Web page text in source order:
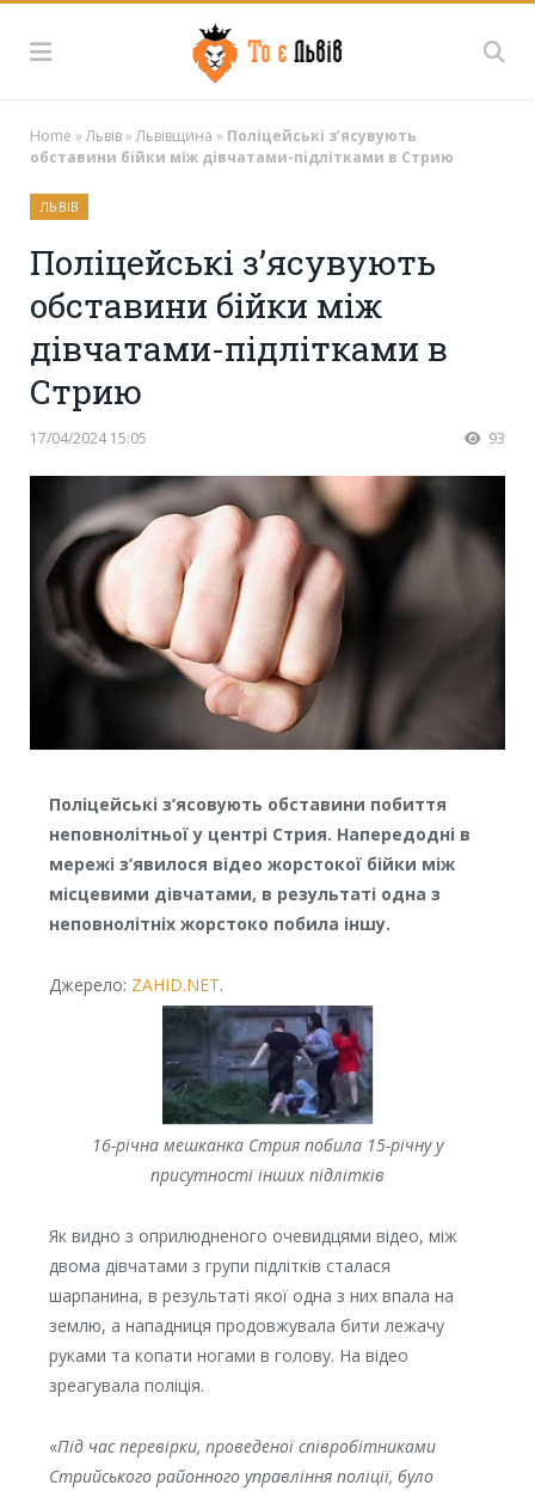
Home »Львів»Львівщина » Поліцейські з’ясувують
обставини бійки між дівчатами-підлітками в Стрию
ЛЬВІВ
Поліцейські з’ясувують
обставини бійки між
дівчатами-підлітками в
Стрию
17/04/2024 15:05 93
Поліцейські з’ясовують обставини побиття
неповнолітньої у центрі Стрия. Напередодні в
мережі з’явилося відео жорстокої бійки між
місцевими дівчатами, в результаті одна з
неповнолітніх жорстоко побила іншу.
Джерело: ZAHID.NET.
16-річна мешканка Стрия побила 15-річну у
присутності інших підлітків
Як видно з оприлюдненого очевидцями відео, між
двома дівчатами з групи підлітків сталася
шарпанина, в результаті якої одна з них впала на
землю, а нападниця продовжувала бити лежачу
руками та копати ногами в голову. На відео
зреагувала поліція.
«Під час перевірки, проведеної співробітниками
Стрийського районного управління поліції, було